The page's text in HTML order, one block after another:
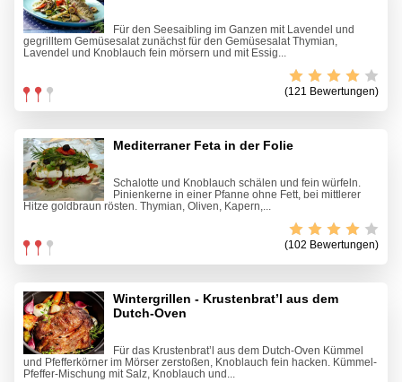
Für den Seesaibling im Ganzen mit Lavendel und
gegrilltem Gemüsesalat zunächst für den Gemüsesalat Thymian,
Lavendel und Knoblauch fein mörsern und mit Essig...
(121 Bewertungen)
Mediterraner Feta in der Folie
Schalotte und Knoblauch schälen und fein würfeln.
Pinienkerne in einer Pfanne ohne Fett, bei mittlerer
Hitze goldbraun rösten. Thymian, Oliven, Kapern,...
(102 Bewertungen)
Wintergrillen - Krustenbrat’l aus dem
Dutch-Oven
Für das Krustenbrat’l aus dem Dutch-Oven Kümmel
und Pfefferkörner im Mörser zerstoßen, Knoblauch fein hacken. Kümmel-
Pfeffer-Mischung mit Salz, Knoblauch und...